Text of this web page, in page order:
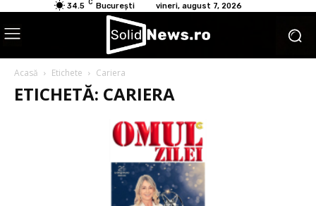
34.5 C București vineri, august 7, 2026
Acasă Etichete Cariera
ETICHETĂ: CARIERA